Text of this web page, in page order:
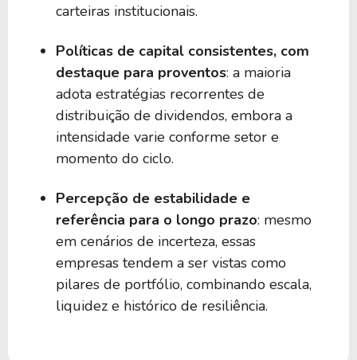
carteiras institucionais.
Políticas de capital consistentes, com
destaque para proventos: a maioria
adota estratégias recorrentes de
distribuição de dividendos, embora a
intensidade varie conforme setor e
momento do ciclo.
Percepção de estabilidade e
referência para o longo prazo: mesmo
em cenários de incerteza, essas
empresas tendem a ser vistas como
pilares de portfólio, combinando escala,
liquidez e histórico de resiliência.